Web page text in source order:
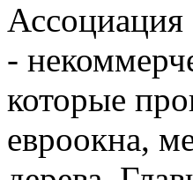
Ассоциация
-
которые
евроокна,